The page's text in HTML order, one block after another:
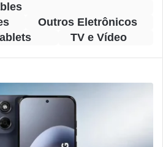
Outros Eletrônicos
TV e Vídeo